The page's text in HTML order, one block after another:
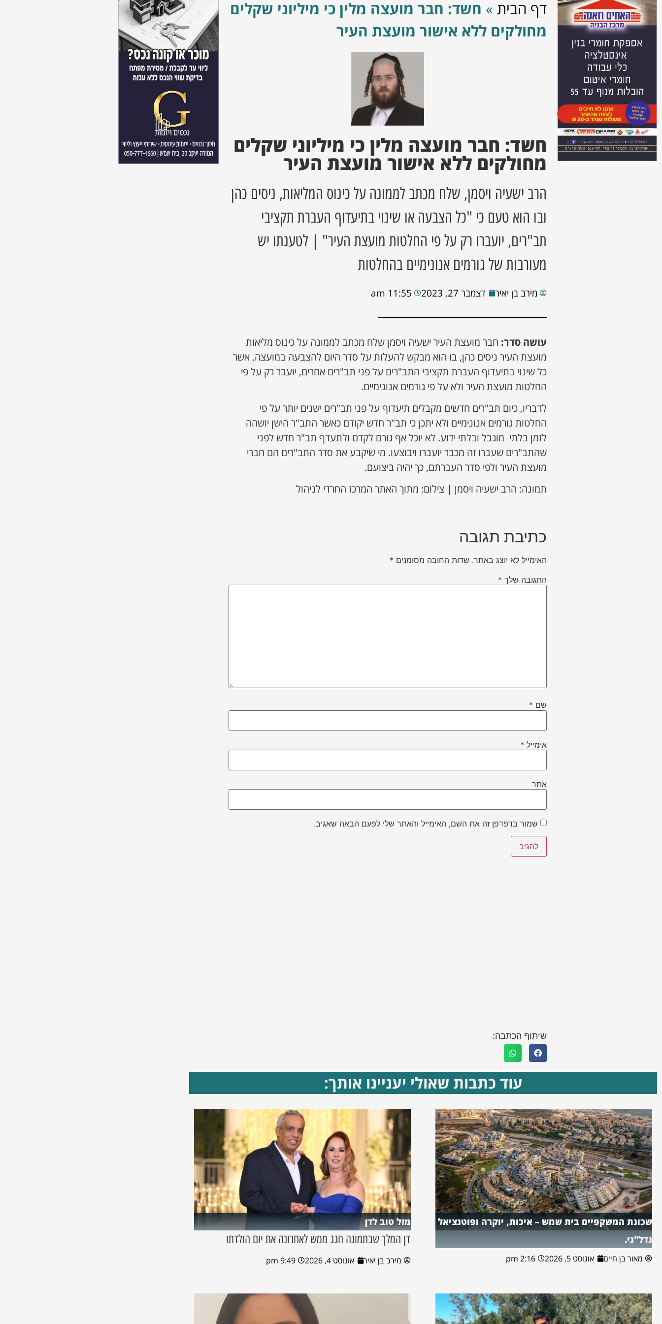
דף הבית » חשד: חבר מועצה מלין כי מיליוני שקלים
מחולקים ללא אישור מועצת העיר
חשד: חבר מועצה מלין כי מיליוני שקלים
מחולקים ללא אישור מועצת העיר
הרב ישעיה ויסמן, שלח מכתב לממונה על כינוס המליאות, ניסים כהן
ובו הוא טעם כי "כל הצבעה או שינוי בתיעדוף העברת תקציבי
תב"רים, יועברו רק על פי החלטות מועצת העיר" | לטענתו יש
מעורבות של גורמים אנונימיים בהחלטות
מירב בן יאיר דצמבר 27, 2023 11:55 am
עושה סדר: חבר מועצת העיר ישעיה ויסמן שלח מכתב לממונה על כינוס מליאות
מועצת העיר ניסים כהן, בו הוא מבקש להעלות על סדר היום להצבעה במועצה, אשר
כל שינוי בתיעדוף העברת תקציבי התב"רים על פני תב"רים אחרים, יועבר רק על פי
החלטות מועצת העיר ולא על פי גורמים אנונימיים.
לדבריו, כיום תב"רים חדשים מקבלים תיעדוף על פני תב"רים ישנים יותר על פי
החלטות גורמים אנונימיים ולא יתכן כי תב"ר חדש יקודם כאשר התב"ר הישן יושהה
לזמן בלתי מוגבל ובלתי ידוע. לא יוכל אף גורם לקדם ולתעדף תב"ר חדש לפני
שהתב"רים שעברו זה מכבר יועברו ויבוצעו. מי שיקבע את סדר התב"רים הם חברי
מועצת העיר ולפי סדר העברתם, כך יהיה ביצועם.
תמונה: הרב ישעיה ויסמן | צילום: מתוך האתר המרכז החרדי לניהול
כתיבת תגובה
האימייל לא יוצג באתר. שדות החובה מסומנים *
התגובה שלך *
שם *
אימייל *
אתר
שמור בדפדפן זה את השם, האימייל והאתר שלי לפעם הבאה שאגיב.
שיתוף הכתבה:
עוד כתבות שאולי יעניינו אותך:
שכונת המשקפיים בית שמש – איכות, יוקרה ופוטנציאל
נדל"ני.
מאור בן חיים אוגוסט 5, 2026 2:16 pm
מזל טוב לדן
דן המלך שבתמונה חגג ממש לאחרונה את יום הולדתו
מירב בן יאיר אוגוסט 4, 2026 9:49 pm